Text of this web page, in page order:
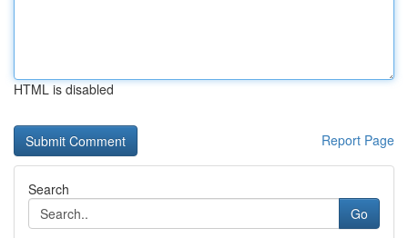
HTML is disabled
Report Page
Search
Go